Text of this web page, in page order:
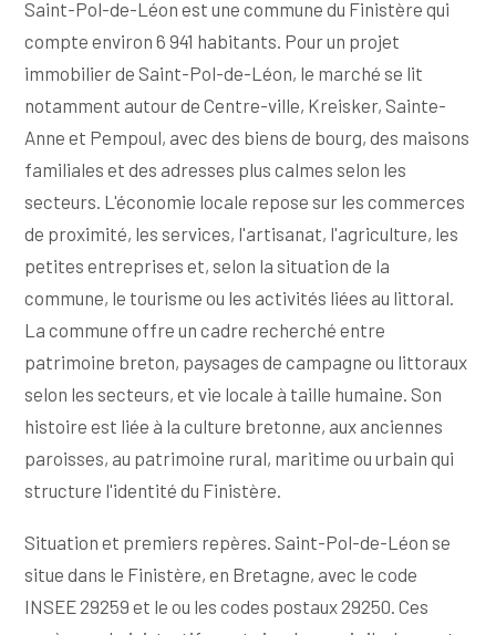
Saint-Pol-de-Léon est une commune du Finistère qui
compte environ 6 941 habitants. Pour un projet
immobilier de Saint-Pol-de-Léon, le marché se lit
notamment autour de Centre-ville, Kreisker, Sainte-
Anne et Pempoul, avec des biens de bourg, des maisons
familiales et des adresses plus calmes selon les
secteurs. L'économie locale repose sur les commerces
de proximité, les services, l'artisanat, l'agriculture, les
petites entreprises et, selon la situation de la
commune, le tourisme ou les activités liées au littoral.
La commune offre un cadre recherché entre
patrimoine breton, paysages de campagne ou littoraux
selon les secteurs, et vie locale à taille humaine. Son
histoire est liée à la culture bretonne, aux anciennes
paroisses, au patrimoine rural, maritime ou urbain qui
structure l'identité du Finistère.
Situation et premiers repères. Saint-Pol-de-Léon se
situe dans le Finistère, en Bretagne, avec le code
INSEE 29259 et le ou les codes postaux 29250. Ces